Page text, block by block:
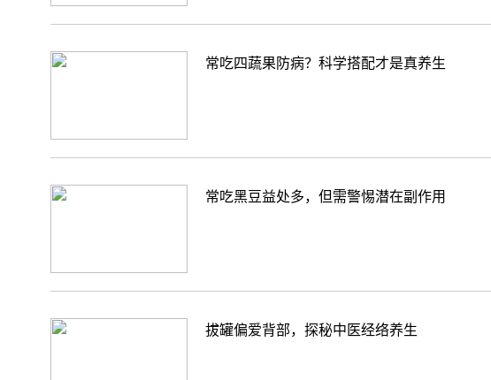
常吃四蔬果防病？科学搭配才是真养生
常吃黑豆益处多，但需警惕潜在副作用
拔罐偏爱背部，探秘中医经络养生